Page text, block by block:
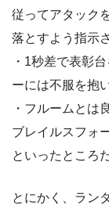
従ってアタック
落とすよう指示
・1秒差で表彰
ーには不服を抱
・フルームとは
ブレイルスフォ
といったところ
とにかく、ラン